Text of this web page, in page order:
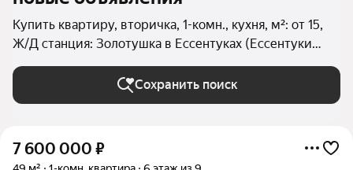
Купить квартиру, вторичка, 1-комн., кухня, м²: от 15,
Ж/Д станция: Золотушка в Ессентуках (Ессентуки
(городской округ))
Сохранить поиск
7 600 000 ₽